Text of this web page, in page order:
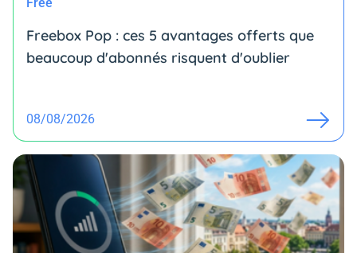
Freebox Pop : ces 5 avantages offerts que
beaucoup d'abonnés risquent d'oublier
08/08/2026